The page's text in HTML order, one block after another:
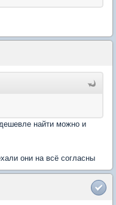
найти можно и
они на всё согласны